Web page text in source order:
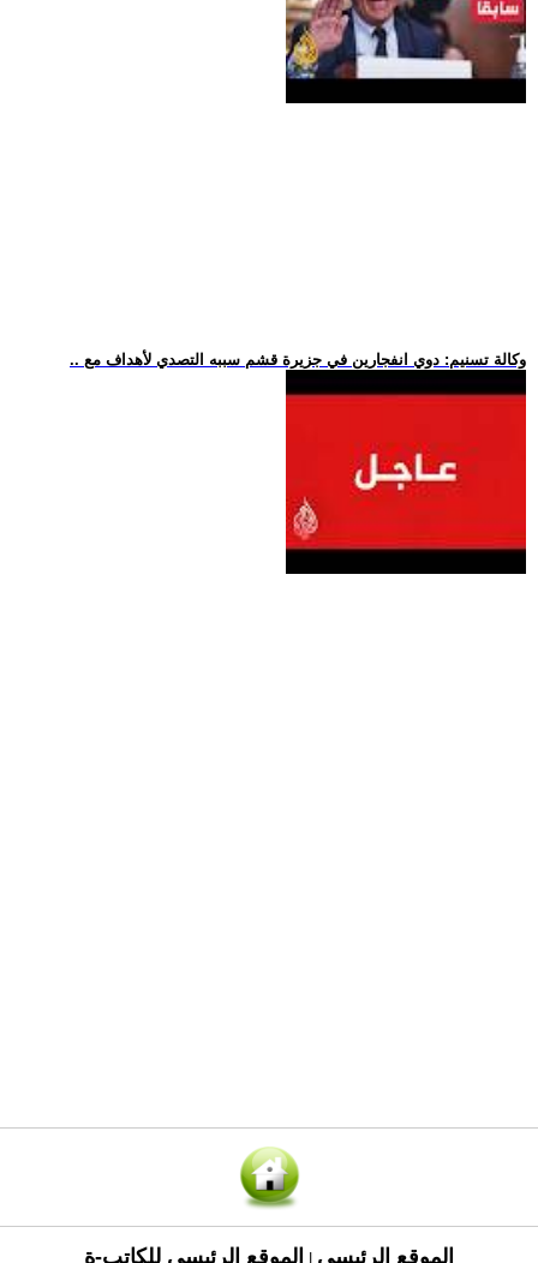
.. وكالة تسنيم: دوي انفجارين في جزيرة قشم سببه التصدي لأهداف مع
الموقع الرئيسي الموقع الرئيسي للكاتب-ة